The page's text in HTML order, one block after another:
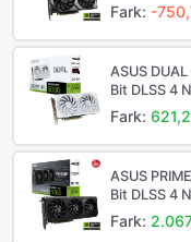
Fark: -
ASUS
Bit DLSS 4
Fark:
ASUS
Bit DLSS 4
Fark: